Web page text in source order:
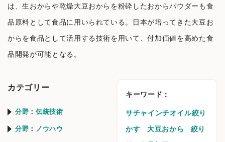
は、生おからや乾燥大豆おからを粉砕したおからパウダーも食
品原料として食品に用いられている。日本が培ってきた大豆お
からを食品として活用する技術を用いて、付加価値を高めた食
品開発が可能となる。
カテゴリー
分野 伝統技術
分野 ノウハウ
キーワード：
サチャインチオイル絞り
かす
大豆おから
絞り